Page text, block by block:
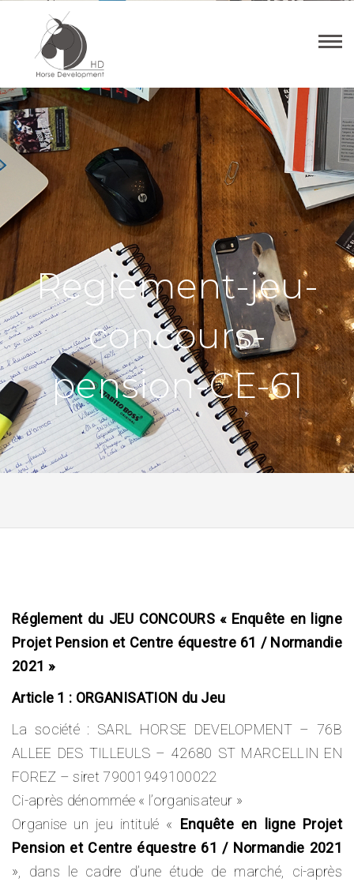
Reglement-jeu-
concours-
pension-CE-61
Réglement du JEU CONCOURS « Enquête en ligne
Projet Pension et Centre équestre 61 / Normandie
2021 »
Article 1 : ORGANISATION du Jeu
La société : SARL HORSE DEVELOPMENT – 76B
ALLEE DES TILLEULS – 42680 ST MARCELLIN EN
FOREZ – siret 79001949100022
Ci-après dénommée « l’organisateur »
Organise un jeu intitulé « Enquête en ligne Projet
Pension et Centre équestre 61 / Normandie 2021
», dans le cadre d’une étude de marché, ci-après